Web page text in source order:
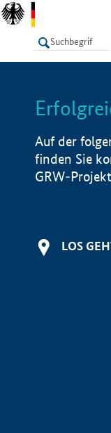
LISTE
Auf der
finden Sie
GRW-
LOS